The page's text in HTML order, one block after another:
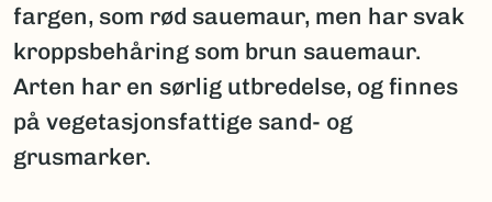
fargen, som rød sauemaur, men har svak
kroppsbehåring som brun sauemaur.
Arten har en sørlig utbredelse, og finnes
på vegetasjonsfattige sand- og
grusmarker.